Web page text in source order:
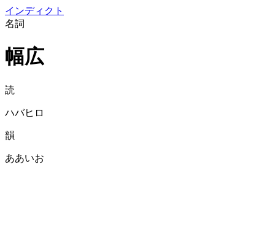
インディクト
名詞
幅広
読
ハバヒロ
韻
ああいお